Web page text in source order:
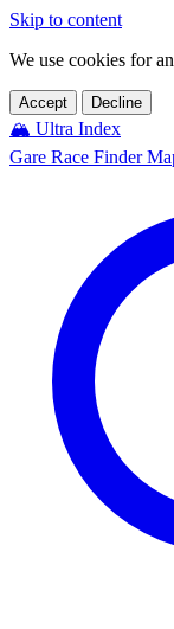
Skip to content
We use cookies for
Accept Decline
🏔️ Ultra Index
Gare Race Finder